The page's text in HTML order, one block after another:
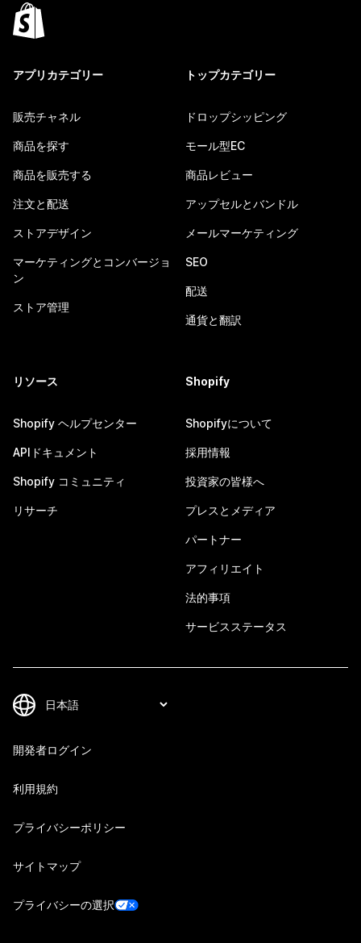
アプリカテゴリー
販売チャネル
商品を探す
商品を販売する
注文と配送
ストアデザイン
マーケティングとコンバージョ
ン
ストア管理
トップカテゴリー
ドロップシッピング
モール型EC
商品レビュー
アップセルとバンドル
メールマーケティング
SEO
配送
通貨と翻訳
リソース
Shopify ヘルプセンター
APIドキュメント
Shopify コミュニティ
リサーチ
Shopify
Shopifyについて
採用情報
投資家の皆様へ
プレスとメディア
パートナー
アフィリエイト
法的事項
サービスステータス
開発者ログイン
利用規約
プライバシーポリシー
サイトマップ
プライバシーの選択